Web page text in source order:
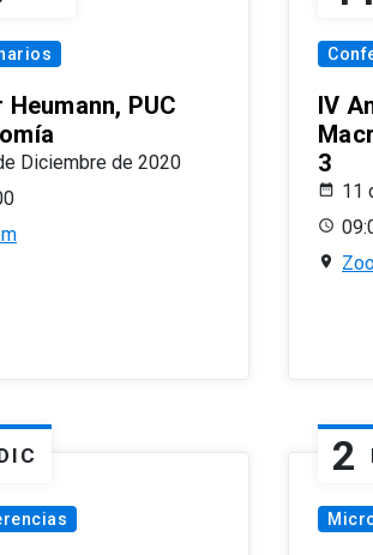
PUC
Diciembre de 2020
IV
3
11
2